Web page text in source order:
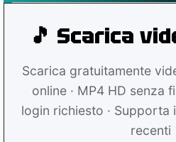
🎵 Scarica
Scarica gratuitamente
online · MP4 HD senza
login richiesto · Supporta
recenti